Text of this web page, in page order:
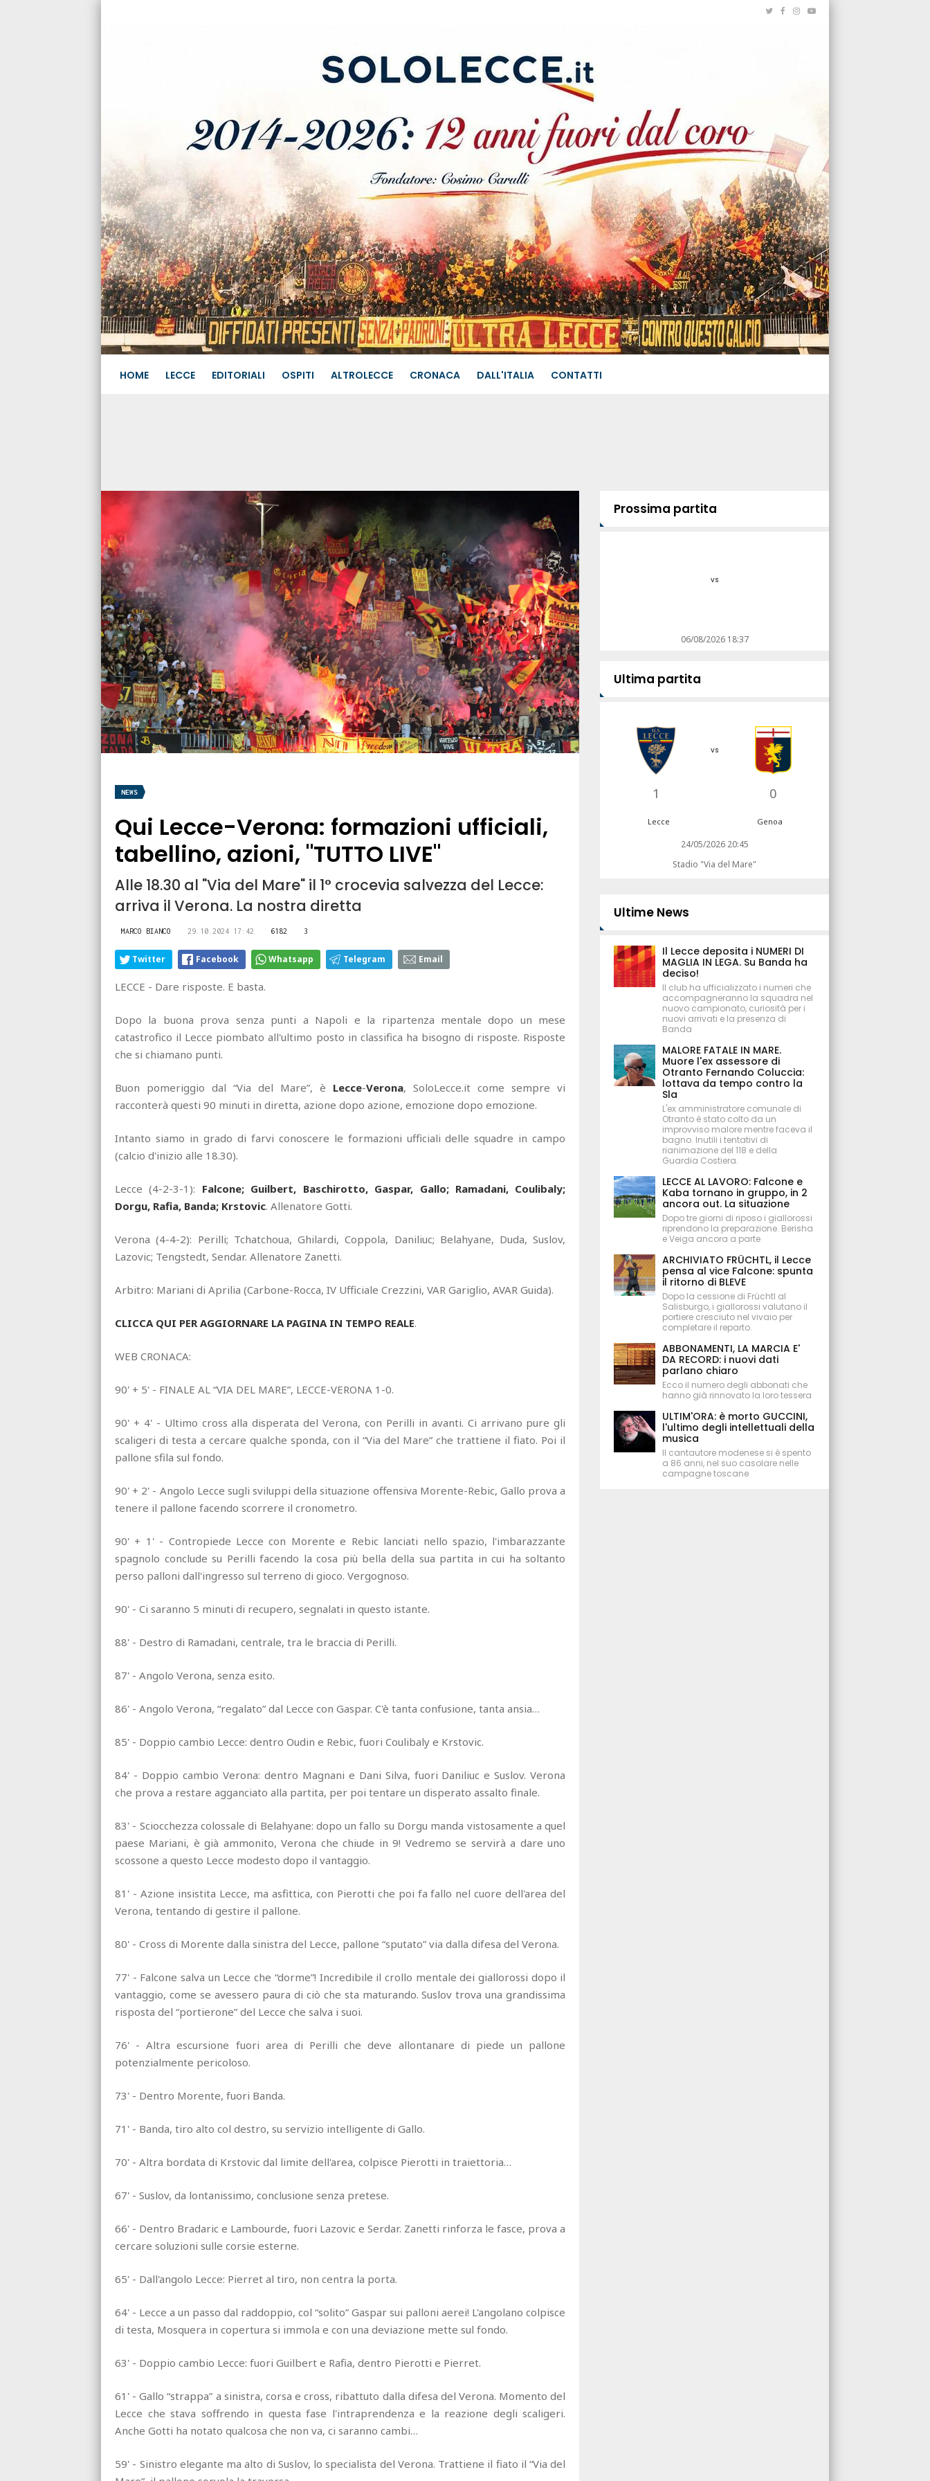
HOME LECCE EDITORIALI OSPITI ALTROLECCE CRONACA DALL'ITALIA CONTATTI
NEWS
Qui Lecce-Verona: formazioni ufficiali,
tabellino, azioni, "TUTTO LIVE"
Alle 18.30 al "Via del Mare" il 1° crocevia salvezza del Lecce:
arriva il Verona. La nostra diretta
MARCO BIANCO 29.10.2024 17:42 6182 3
Twitter Facebook Whatsapp Telegram Email
LECCE - Dare risposte. E basta.
Dopo la buona prova senza punti a Napoli e la ripartenza mentale dopo un mese
catastrofico il Lecce piombato all'ultimo posto in classifica ha bisogno di risposte. Risposte
che si chiamano punti.
Buon pomeriggio dal “Via del Mare”, è Lecce-Verona, SoloLecce.it come sempre vi
racconterà questi 90 minuti in diretta, azione dopo azione, emozione dopo emozione.
Intanto siamo in grado di farvi conoscere le formazioni ufficiali delle squadre in campo
(calcio d'inizio alle 18.30).
Lecce (4-2-3-1): Falcone; Guilbert, Baschirotto, Gaspar, Gallo; Ramadani, Coulibaly;
Dorgu, Rafia, Banda; Krstovic. Allenatore Gotti.
Verona (4-4-2): Perilli; Tchatchoua, Ghilardi, Coppola, Daniliuc; Belahyane, Duda, Suslov,
Lazovic; Tengstedt, Sendar. Allenatore Zanetti.
Arbitro: Mariani di Aprilia (Carbone-Rocca, IV Ufficiale Crezzini, VAR Gariglio, AVAR Guida).
CLICCA QUI PER AGGIORNARE LA PAGINA IN TEMPO REALE.
WEB CRONACA:
90' + 5' - FINALE AL “VIA DEL MARE”, LECCE-VERONA 1-0.
90' + 4' - Ultimo cross alla disperata del Verona, con Perilli in avanti. Ci arrivano pure gli
scaligeri di testa a cercare qualche sponda, con il “Via del Mare” che trattiene il fiato. Poi il
pallone sfila sul fondo.
90' + 2' - Angolo Lecce sugli sviluppi della situazione offensiva Morente-Rebic, Gallo prova a
tenere il pallone facendo scorrere il cronometro.
90' + 1' - Contropiede Lecce con Morente e Rebic lanciati nello spazio, l'imbarazzante
spagnolo conclude su Perilli facendo la cosa più bella della sua partita in cui ha soltanto
perso palloni dall'ingresso sul terreno di gioco. Vergognoso.
90' - Ci saranno 5 minuti di recupero, segnalati in questo istante.
88' - Destro di Ramadani, centrale, tra le braccia di Perilli.
87' - Angolo Verona, senza esito.
86' - Angolo Verona, “regalato” dal Lecce con Gaspar. C'è tanta confusione, tanta ansia…
85' - Doppio cambio Lecce: dentro Oudin e Rebic, fuori Coulibaly e Krstovic.
84' - Doppio cambio Verona: dentro Magnani e Dani Silva, fuori Daniliuc e Suslov. Verona
che prova a restare agganciato alla partita, per poi tentare un disperato assalto finale.
83' - Sciocchezza colossale di Belahyane: dopo un fallo su Dorgu manda vistosamente a quel
paese Mariani, è già ammonito, Verona che chiude in 9! Vedremo se servirà a dare uno
scossone a questo Lecce modesto dopo il vantaggio.
81' - Azione insistita Lecce, ma asfittica, con Pierotti che poi fa fallo nel cuore dell'area del
Verona, tentando di gestire il pallone.
80' - Cross di Morente dalla sinistra del Lecce, pallone “sputato” via dalla difesa del Verona.
77' - Falcone salva un Lecce che “dorme”! Incredibile il crollo mentale dei giallorossi dopo il
vantaggio, come se avessero paura di ciò che sta maturando. Suslov trova una grandissima
risposta del “portierone” del Lecce che salva i suoi.
76' - Altra escursione fuori area di Perilli che deve allontanare di piede un pallone
potenzialmente pericoloso.
73' - Dentro Morente, fuori Banda.
71' - Banda, tiro alto col destro, su servizio intelligente di Gallo.
70' - Altra bordata di Krstovic dal limite dell'area, colpisce Pierotti in traiettoria…
67' - Suslov, da lontanissimo, conclusione senza pretese.
66' - Dentro Bradaric e Lambourde, fuori Lazovic e Serdar. Zanetti rinforza le fasce, prova a
cercare soluzioni sulle corsie esterne.
65' - Dall'angolo Lecce: Pierret al tiro, non centra la porta.
64' - Lecce a un passo dal raddoppio, col “solito” Gaspar sui palloni aerei! L'angolano colpisce
di testa, Mosquera in copertura si immola e con una deviazione mette sul fondo.
63' - Doppio cambio Lecce: fuori Guilbert e Rafia, dentro Pierotti e Pierret.
61' - Gallo “strappa” a sinistra, corsa e cross, ribattuto dalla difesa del Verona. Momento del
Lecce che stava soffrendo in questa fase l'intraprendenza e la reazione degli scaligeri.
Anche Gotti ha notato qualcosa che non va, ci saranno cambi…
59' - Sinistro elegante ma alto di Suslov, lo specialista del Verona. Trattiene il fiato il “Via del
Prossima partita
vs
06/08/2026 18:37
Ultima partita
1
vs
0
Lecce Genoa
24/05/2026 20:45
Stadio "Via del Mare"
Ultime News
Il Lecce deposita i NUMERI DI
MAGLIA IN LEGA. Su Banda ha
deciso!
Il club ha ufficializzato i numeri che
accompagneranno la squadra nel
nuovo campionato, curiosità per i
nuovi arrivati e la presenza di
Banda
MALORE FATALE IN MARE.
Muore l'ex assessore di
Otranto Fernando Coluccia:
lottava da tempo contro la
Sla
L'ex amministratore comunale di
Otranto è stato colto da un
improvviso malore mentre faceva il
bagno. Inutili i tentativi di
rianimazione del 118 e della
Guardia Costiera.
LECCE AL LAVORO: Falcone e
Kaba tornano in gruppo, in 2
ancora out. La situazione
Dopo tre giorni di riposo i giallorossi
riprendono la preparazione. Berisha
e Veiga ancora a parte
ARCHIVIATO FRÜCHTL, il Lecce
pensa al vice Falcone: spunta
il ritorno di BLEVE
Dopo la cessione di Früchtl al
Salisburgo, i giallorossi valutano il
portiere cresciuto nel vivaio per
completare il reparto.
ABBONAMENTI, LA MARCIA E'
DA RECORD: i nuovi dati
parlano chiaro
Ecco il numero degli abbonati che
hanno già rinnovato la loro tessera
ULTIM'ORA: è morto GUCCINI,
l'ultimo degli intellettuali della
musica
Il cantautore modenese si è spento
a 86 anni, nel suo casolare nelle
campagne toscane